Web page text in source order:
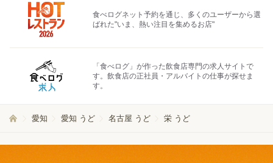
食べログネット予約を通じ、多くのユーザーから選
ばれた"いま、熱い注目を集めるお店"
「食べログ」が作った飲食店専門の求人サイトで
す。飲食店の正社員・アルバイトの仕事が探せま
す。
愛知 愛知 うど 名古屋 うど 栄 うど